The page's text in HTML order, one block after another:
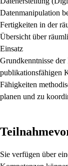
Datenmanipulation
Fertigkeiten in der
Übersicht über
Einsatz
Grundkenntnisse
publikationsfähigen
Fähigkeiten
planen und zu
Sie verfügen über